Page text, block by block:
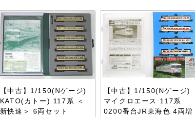
【中古】1/150(Nゲージ)
KATO(カトー) 117系 ＜
新快速＞ 6両セット
【中古】1/150(Nゲージ)
マイクロエース 117系
0200番台JR東海色 4両増